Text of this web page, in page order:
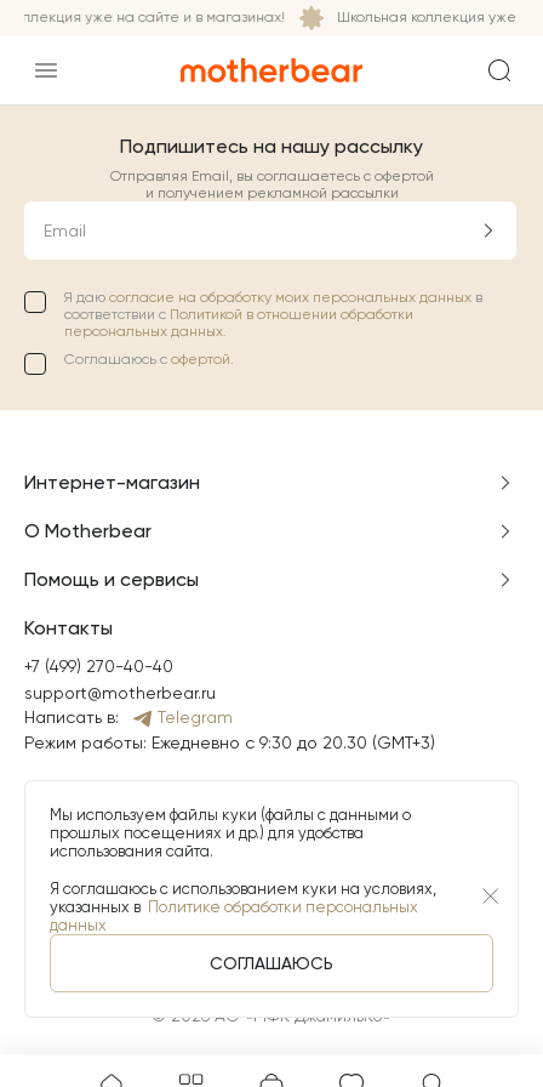
уже на сайте и в магазинах! Школьная коллекция уже на
Подпишитесь на нашу рассылку
Отправляя Email, вы соглашаетесь с офертой
и получением рекламной рассылки
Email
Я даю согласие на обработку моих персональных данных в
соответствии с Политикой в отношении обработки
персональных данных.
Соглашаюсь с офертой.
Интернет-магазин
О Motherbear
Помощь и сервисы
Контакты
+7 (499) 270-40-40
support@motherbear.ru
Написать в:
Telegram
Режим работы: Ежедневно с 9:30 до 20.30 (GMT+3)
© 2026 АО «МФК ДжамильКо»
Мы используем файлы куки (файлы с данными о
прошлых посещениях и др.) для удобства
использования сайта.
Я соглашаюсь с использованием куки на условиях,
указанных в Политике обработки персональных
данных
СОГЛАШАЮСЬ